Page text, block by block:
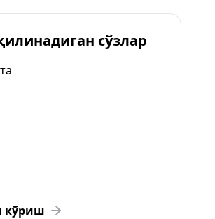
сўзлар
кўриш